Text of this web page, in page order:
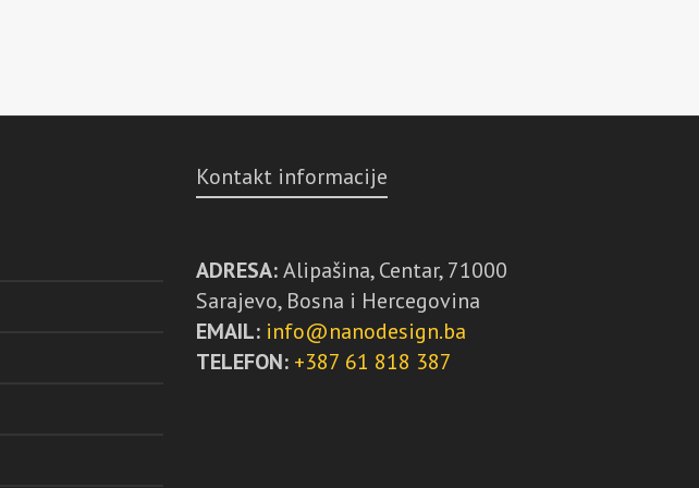
Kontakt informacije
ADRESA:Alipašina, Centar, 71000
Sarajevo, Bosna i Hercegovina
EMAIL: info@nanodesign.ba
TELEFON: +387 61 818 387